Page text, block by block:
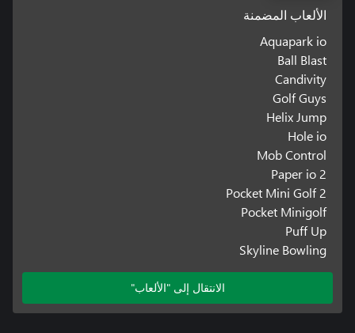
الألعاب المضمنة
Aquapark io
Ball Blast
Candivity
Golf Guys
Helix Jump
Hole io
Mob Control
Paper io 2
Pocket Mini Golf 2
Pocket Minigolf
Puff Up
Skyline Bowling
الانتقال إلى "الألعاب"